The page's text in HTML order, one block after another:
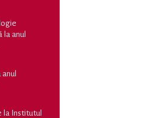
la anul
la Institutul